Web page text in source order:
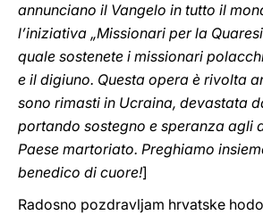
annunciano il Vangelo in tutto il
l’iniziativa „Missionari per la
quale sostenete i missionari
e il digiuno. Questa opera è rivolta
sono rimasti in Ucraina, devastata
portando sostegno e speranza agli
Paese martoriato. Preghiamo
benedico di cuore!]
Radosno pozdravljam hrvatske